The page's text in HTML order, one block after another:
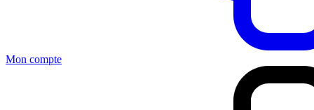
Mon compte